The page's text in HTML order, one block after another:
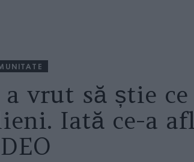
vrut să știe ce
Iată ce-a